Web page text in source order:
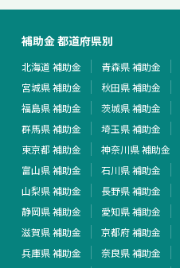
補助金 都道府県別
北海道 補助金 青森県 補助金
宮城県 補助金
秋田県 補助金
福島県 補助金
茨城県 補助金
群馬県 補助金
埼玉県 補助金
東京都 補助金
神奈川県 補助金
富山県 補助金
石川県 補助金
山梨県 補助金
長野県 補助金
静岡県 補助金
愛知県 補助金
滋賀県 補助金
京都府 補助金
兵庫県 補助金
奈良県 補助金